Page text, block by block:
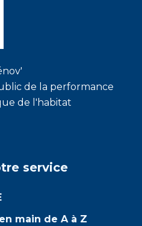
de la performance
de l'habitat
service
main de A à Z